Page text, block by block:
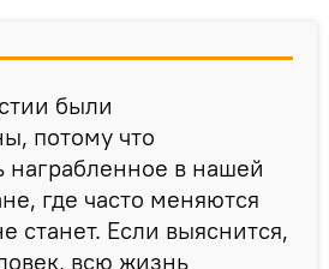
были
потому что
награбленное в нашей
где часто меняются
станет. Если выяснится,
всю жизнь